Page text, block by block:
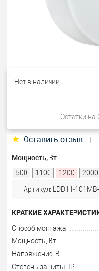
Нет в наличии
Остатки на
★ Оставить отзыв
Мощность, Вт
500
1100 1200 2000
Артикул: LDD11-
КРАТКИЕ
Способ монтажа
Мощность, Вт
Напряжение, В
Степень защиты, IP